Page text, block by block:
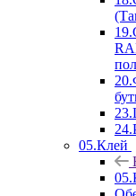
05.Клей